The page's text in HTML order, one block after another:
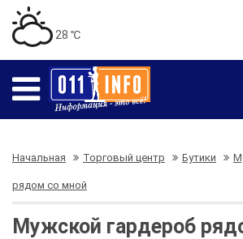
28 ℃
Начальная Торговый центр Бутики
рядом со мной
Мужской гардероб